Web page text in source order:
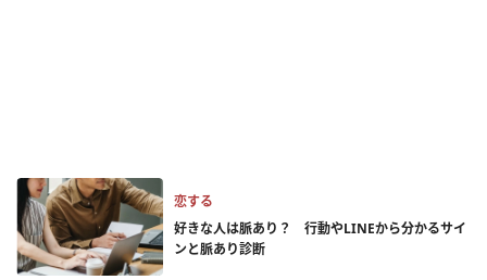
恋する
好きな人は脈あり？ 行動やLINEから分かるサイ
ンと脈あり診断